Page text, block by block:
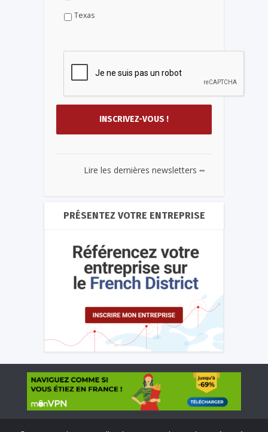
Texas
Lire les dernières newsletters ...
PRÉSENTEZ VOTRE ENTREPRISE